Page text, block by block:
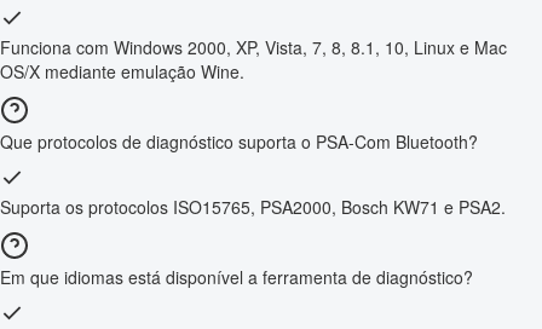
Funciona com Windows 2000, XP, Vista, 7, 8, 8.1, 10, Linux e Mac
OS/X mediante emulação Wine.
Que protocolos de diagnóstico suporta o PSA-Com Bluetooth?
Suporta os protocolos ISO15765, PSA2000, Bosch KW71 e PSA2.
Em que idiomas está disponível a ferramenta de diagnóstico?